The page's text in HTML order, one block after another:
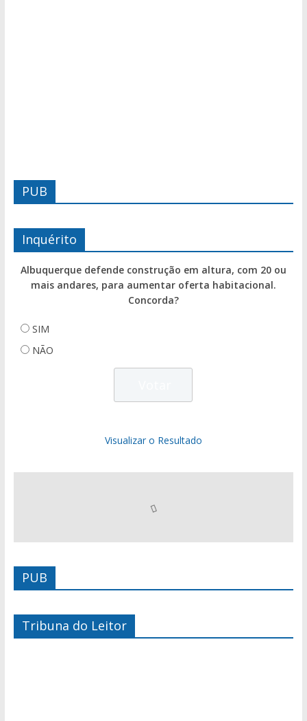
PUB
Inquérito
Albuquerque defende construção em altura, com 20 ou
mais andares, para aumentar oferta habitacional.
Concorda?
SIM
NÃO
Visualizar o Resultado
PUB
Tribuna do Leitor